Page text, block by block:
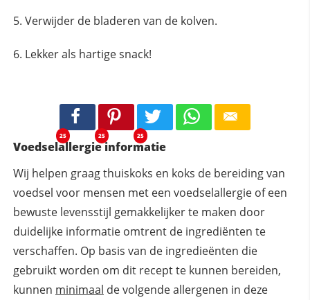
Verwijder de bladeren van de kolven.
Lekker als hartige snack!
25 25 25
Voedselallergie informatie
Wij helpen graag thuiskoks en koks de bereiding van
voedsel voor mensen met een voedselallergie of een
bewuste levensstijl gemakkelijker te maken door
duidelijke informatie omtrent de ingrediënten te
verschaffen. Op basis van de ingredieënten die
gebruikt worden om dit recept te kunnen bereiden,
kunnen minimaal de volgende allergenen in deze